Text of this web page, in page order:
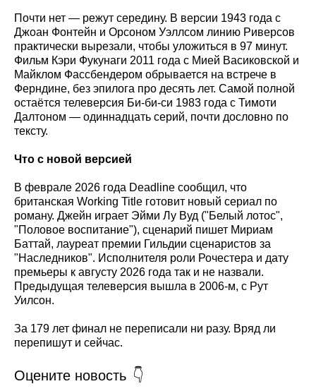
Почти нет — режут середину. В версии 1943 года с
Джоан Фонтейн и Орсоном Уэллсом линию Риверсов
практически вырезали, чтобы уложиться в 97 минут.
Фильм Кэри Фукунаги 2011 года с Мией Васиковской и
Майклом Фассбендером обрывается на встрече в
Ферндине, без эпилога про десять лет. Самой полной
остаётся телеверсия Би-би-си 1983 года с Тимоти
Далтоном — одиннадцать серий, почти дословно по
тексту.
Что с новой версией
В феврале 2026 года Deadline сообщил, что
британская Working Title готовит новый сериал по
роману. Джейн играет Эйми Лу Вуд ("Белый лотос",
"Половое воспитание"), сценарий пишет Мириам
Баттай, лауреат премии Гильдии сценаристов за
"Наследников". Исполнителя роли Рочестера и дату
премьеры к августу 2026 года так и не назвали.
Предыдущая телеверсия вышла в 2006-м, с Рут
Уилсон.
За 179 лет финал не переписали ни разу. Вряд ли
перепишут и сейчас.
Оцените новость